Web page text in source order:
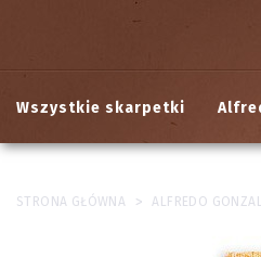
Wszystkie skarpetki
STRONA GŁÓWNA > ALFREDO